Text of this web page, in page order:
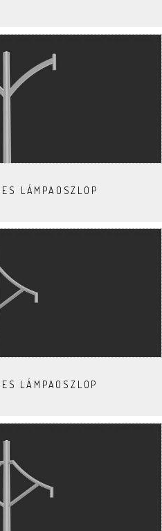
LÁMPAOSZLOP
LÁMPAOSZLOP